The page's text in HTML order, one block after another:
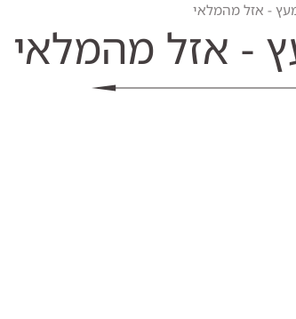
- אזל מהמלאי
- אזל מהמלאי